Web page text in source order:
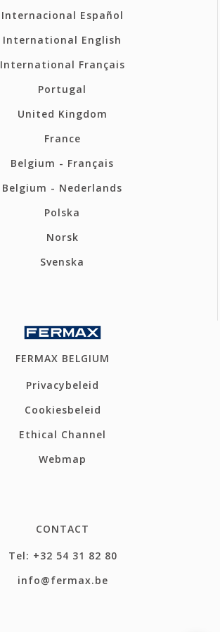
Internacional Español
International English
International Français
Portugal
United Kingdom
France
Belgium - Français
Belgium - Nederlands
Polska
Norsk
Svenska
FERMAX BELGIUM
Privacybeleid
Cookiesbeleid
Ethical Channel
Webmap
CONTACT
Tel: +32 54 31 82 80
info@fermax.be